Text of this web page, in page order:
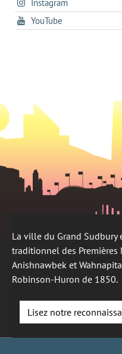
tab
new
dans
un
nouvel
Instagram
dans
un
YouTube
dans
La ville du Grand
traditionnel des Premières
Anishnawbek et
Robinson-Huron de 1850.
Lisez notre